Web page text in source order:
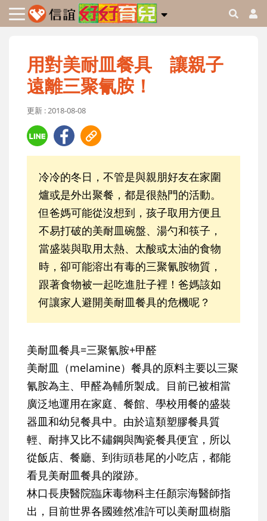
用對美耐皿餐具 讓親子
遠離三聚氰胺！
更新 : 2018-08-08
冷冷的冬日，不管是與親朋好友在家圍
爐或是外出聚餐，都是很熱門的活動。
但爸媽可能從沒想到，孩子取用方便且
不易打破的美耐皿碗盤、湯勺和筷子，
當盛裝與取用太熱、太酸或太油的食物
時，卻可能溶出有毒的三聚氰胺物質，
跟著食物被一起吃進肚子裡！爸媽該如
何讓家人避開美耐皿餐具的危機呢？
美耐皿餐具=三聚氰胺+甲醛
美耐皿（melamine）餐具的原料主要以三聚
氰胺為主、甲醛為輔所製成。目前已被相當
廣泛地運用在家庭、餐館、學校用餐的盛裝
器皿和幼兒餐具中。由於這類塑膠餐具質
輕、耐摔又比不鏽鋼與陶瓷餐具便宜，所以
從飯店、餐廳、到街頭巷尾的小吃店，都能
看見美耐皿餐具的蹤跡。
林口長庚醫院臨床毒物科主任顏宗海醫師指
出，目前世界各國雖然准許可以美耐皿樹脂